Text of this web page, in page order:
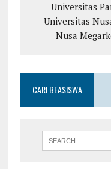
Universitas
Universitas
Nusa
CARI BEASISWA